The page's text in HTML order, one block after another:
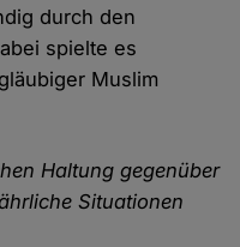
durch den
spielte es
Muslim
Haltung gegenüber
Situationen